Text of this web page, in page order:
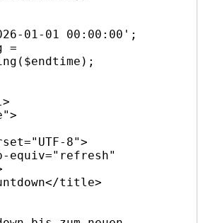
01-01 00:00:00';
=